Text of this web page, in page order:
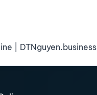
| DTNguyen.business